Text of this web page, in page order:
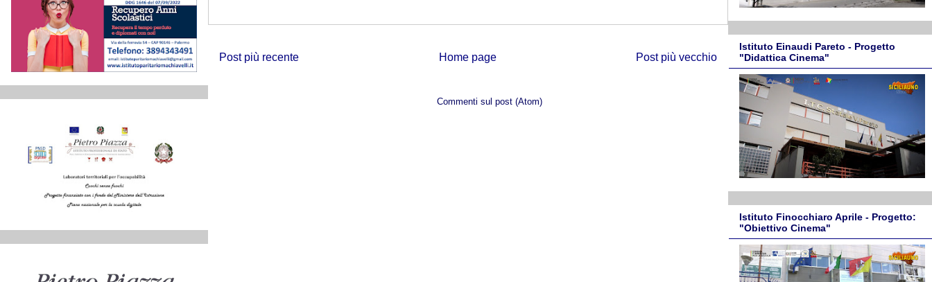
Post più recente Post più vecchio
Home page
Commenti sul post (Atom)
Istituto Einaudi Pareto - Progetto
"Didattica Cinema"
Istituto Finocchiaro Aprile - Progetto:
"Obiettivo Cinema"